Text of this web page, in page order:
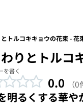
トルコキキョウの花束 - 花
りとトルコ
を書く
0.0 （
明るくする華や